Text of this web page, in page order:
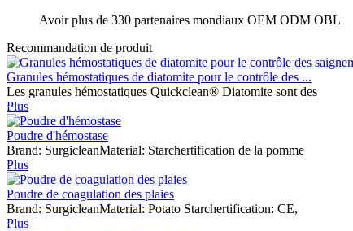
Avoir plus de 330 partenaires mondiaux OEM ODM OBL
Recommandation de produit
Granules hémostatiques de diatomite pour le contrôle des ...
Les granules hémostatiques Quickclean® Diatomite sont des
Plus
Poudre d'hémostase
Brand: SurgicleanMaterial: Starchertification de la pomme
Plus
Poudre de coagulation des plaies
Brand: SurgicleanMaterial: Potato Starchertification: CE,
Plus